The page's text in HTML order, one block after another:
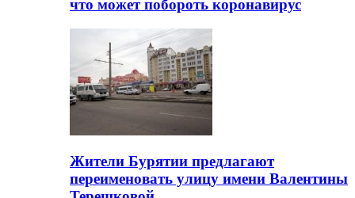
что может побороть коронавирус
Жители Бурятии предлагают
переименовать улицу имени Валентины